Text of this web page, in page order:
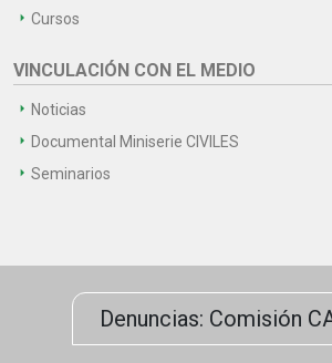
Cursos
VINCULACIÓN CON EL MEDIO
Noticias
Documental Miniserie CIVILES
Seminarios
Denuncias: Comisión